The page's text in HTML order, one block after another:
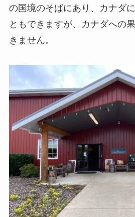
の国境のそばにあり、カナダ
ともできますが、カナダへの
きません。